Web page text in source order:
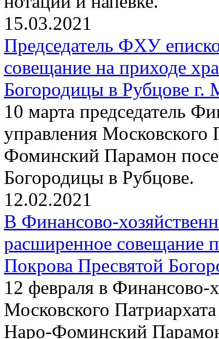
15.03.2021
Председатель ФХУ
совещание на приходе
Богородицы в Рубцове г.
10 марта председатель
управления Московского
Фоминский Парамон
Богородицы в Рубцове.
12.02.2021
В Финансово-
расширенное совещание
Покрова Пресвятой
12 февраля в Финансово-
Московского
Наро-Фоминский